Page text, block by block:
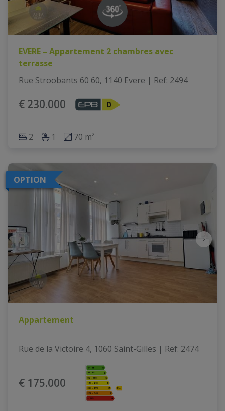
EVERE – Appartement 2 chambres avec
terrasse
Rue Stroobants 60 60, 1140 Evere | Ref: 2494
€ 230.000
2 1 70 m²
OPTION
Appartement
Rue de la Victoire 4, 1060 Saint-Gilles | Ref: 2474
€ 175.000